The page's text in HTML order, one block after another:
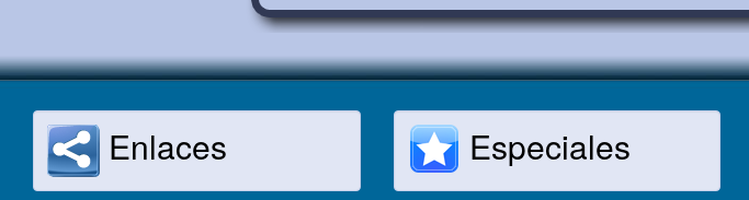
Enlaces Especiales